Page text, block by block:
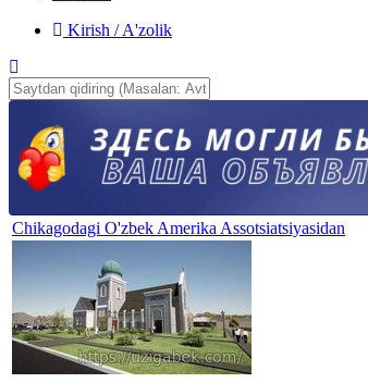
Kirish / A'zolik
Chikagodagi O'zbek Amerika Assotsiatsiyasidan